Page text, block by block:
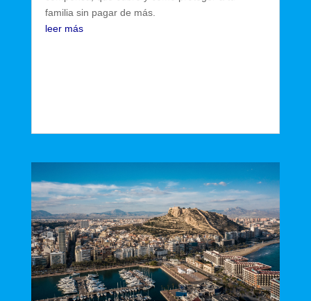
familia sin pagar de más.
leer más